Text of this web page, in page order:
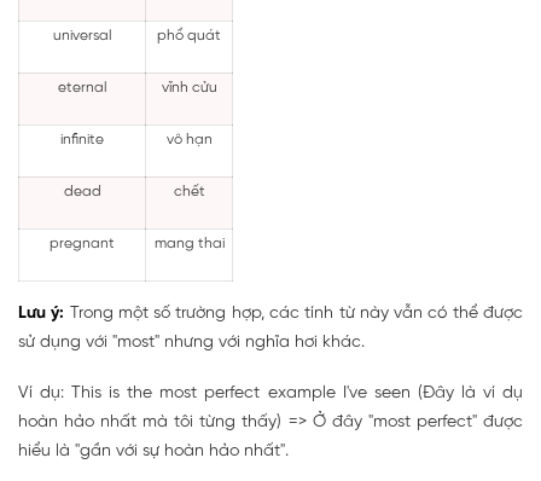
universal phổ quát
eternal vĩnh cửu
infinite vô hạn
dead chết
pregnant mang thai
Lưu ý: Trong một số trường hợp, các tính từ này vẫn có thể được
sử dụng với "most" nhưng với nghĩa hơi khác.
Ví dụ: This is the most perfect example I've seen (Đây là ví dụ
hoàn hảo nhất mà tôi từng thấy) => Ở đây "most perfect" được
hiểu là "gần với sự hoàn hảo nhất".